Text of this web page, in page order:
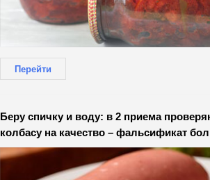
Перейти
Беру спичку и воду: в 2 приема
колбасу на качество – фальсификат